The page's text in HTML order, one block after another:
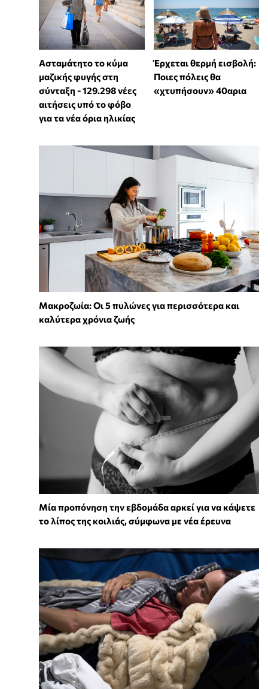
Ασταμάτητο το κύμα
μαζικής φυγής στη
σύνταξη - 129.298 νέες
αιτήσεις υπό το φόβο
για τα νέα όρια ηλικίας
Έρχεται θερμή εισβολή:
Ποιες πόλεις θα
«χτυπήσουν» 40αρια
Mακροζωία: Οι 5 πυλώνες για περισσότερα και
καλύτερα χρόνια ζωής
Μία προπόνηση την εβδομάδα αρκεί για να κάψετε
το λίπος της κοιλιάς, σύμφωνα με νέα έρευνα